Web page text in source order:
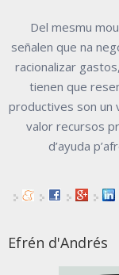
Del mesmu
señalen que na
racionalizar
tienen que
productives son un
valor recursos
d’ayuda
Efrén d'Andrés